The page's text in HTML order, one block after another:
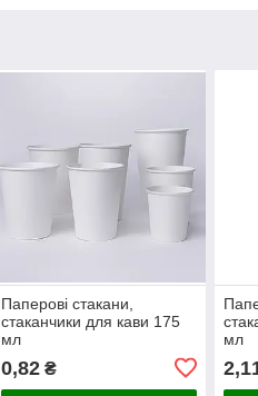
Паперові стакани,
стаканчики для кави 175
мл
0,82₴
мл